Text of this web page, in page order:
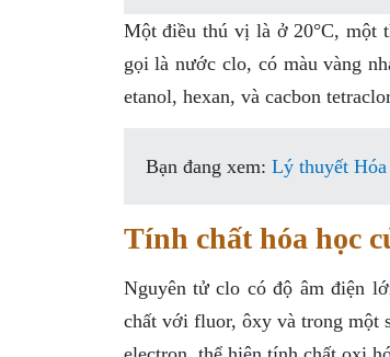
Một điều thú vị là ở 20°C, một
gọi là nước clo, có màu vàng
etanol, hexan, và cacbon
Bạn đang xem: Lý thuyết
Tính chất hóa học
Nguyên tử clo có độ âm điện
chất với fluor, ôxy và trong một